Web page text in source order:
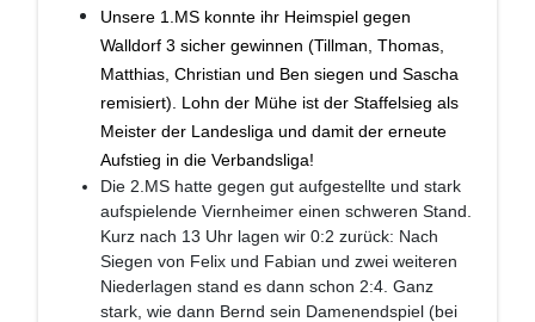
Unsere 1.MS konnte ihr Heimspiel gegen
Walldorf 3 sicher gewinnen (Tillman, Thomas,
Matthias, Christian und Ben siegen und Sascha
remisiert). Lohn der Mühe ist der Staffelsieg als
Meister der Landesliga und damit der erneute
Aufstieg in die Verbandsliga!
Die 2.MS hatte gegen gut aufgestellte und stark
aufspielende Viernheimer einen schweren Stand.
Kurz nach 13 Uhr lagen wir 0:2 zurück: Nach
Siegen von Felix und Fabian und zwei weiteren
Niederlagen stand es dann schon 2:4. Ganz
stark, wie dann Bernd sein Damenendspiel (bei